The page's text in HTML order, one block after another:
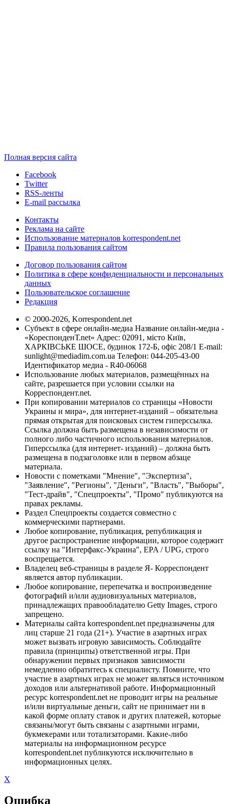
Полная версия сайта
Facebook
Twitter
RSS-ленты
E-mail рассылка
Контакты
Реклама на сайте
Использование материалов korrespondent.net
Правила пользования сайтом
Договор пользования сайтом
Политика в сфере конфиденциальности и персональных
данных
Пользовательское соглашение
Редакция
© 2000-2026, Korrespondent.net
Субъект в сфере онлайн-медиа Название онлайн-медиа -
«КореспонденТ.net» Адрес: 02091, місто Київ,
ХАРКІВСЬКЕ ШОСЕ, будинок 172-Б, офіс 208/1 E-mail:
sunlight@mediadim.com.ua Телефон: 044-205-43-00
Идентификатор медиа - R40-06068
Использование любых материалов, размещённых на
сайте, разрешается при условии ссылки на
Корреспондент.net.
При копировании материалов со страницы «Новости
Украины и мира», для интернет-изданий – обязательна
прямая открытая для поисковых систем гиперссылка.
Ссылка должна быть размещена в независимости от
полного либо частичного использования материалов.
Гиперссылка (для интернет- изданий) – должна быть
размещена в подзаголовке или в первом абзаце
материала.
Новости с пометками "Мнение", "Экспертиза",
"Заявление", "Регионы", "Деньги", "Власть", "Выборы",
"Тест-драйв", "Спецпроекты", "Промо" публикуются на
правах рекламы.
Раздел Спецпроекты создается совместно с
коммерческими партнерами.
Любое копирование, публикация, републикация и
другое распространение информации, которое содержит
ссылку на "Интерфакс-Украина", EPA / UPG, строго
воспрещается.
Владелец веб-страницы в разделе Я- Корреспондент
является автор публикации.
Любое копирование, перепечатка и воспроизведение
фотографий и/или аудиовизуальных материалов,
принадлежащих правообладателю Getty Images, строго
запрещено.
Материалы сайта korrespondent.net предназначены для
лиц старше 21 года (21+). Участие в азартных играх
может вызвать игровую зависимость. Соблюдайте
правила (принципы) ответственной игры. При
обнаружении первых признаков зависимости
немедленно обратитесь к специалисту. Помните, что
участие в азартных играх не может являться источником
доходов или альтернативой работе. Информационный
ресурс korrespondent.net не проводит игры на реальные
и/или виртуальные деньги, сайт не принимает ни в
какой форме оплату ставок и других платежей, которые
связаны/могут быть связаны с азартными играми,
букмекерами или тотализаторами. Какие-либо
материалы на информационном ресурсе
korrespondent.net публикуются исключительно в
информационных целях.
X
Ошибка